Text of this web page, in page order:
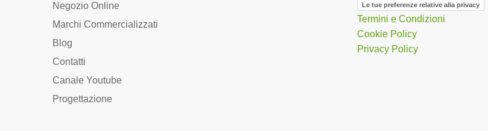
Negozio Online
Marchi Commercializzati
Blog
Contatti
Canale Youtube
Progettazione
Le tue preferenze relative alla privacy
Termini e Condizioni
Cookie Policy
Privacy Policy